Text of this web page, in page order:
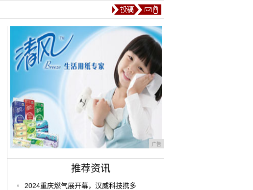
广告
推荐资讯
2024重庆燃气展开幕，汉威科技携多